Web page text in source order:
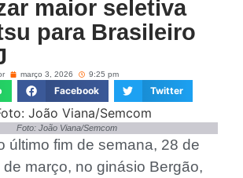
maior seletiva
para Brasileiro
março 3, 2026 9:25 pm
Facebook Twitter
Foto: João Viana/Semcom
último fim de semana, 28 de
março, no ginásio Bergão,